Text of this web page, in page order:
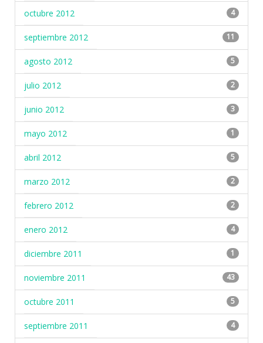
octubre 2012 4
septiembre 2012 11
agosto 2012 5
julio 2012 2
junio 2012 3
mayo 2012 1
abril 2012 5
marzo 2012 2
febrero 2012 2
enero 2012 4
diciembre 2011 1
noviembre 2011 43
octubre 2011 5
septiembre 2011 4